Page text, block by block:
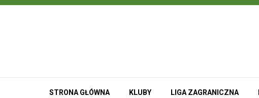
Przejdź
STRONA GŁÓWNA KLUBY LIGA ZAGRANICZNA